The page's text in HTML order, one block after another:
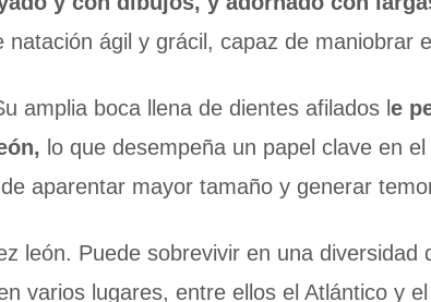
ágil y grácil, capaz de maniobrar
amplia boca llena de dientes afilados l e
lo que desempeña un papel clave en
aparentar mayor tamaño y generar
león. Puede sobrevivir en una
varios lugares, entre ellos el Atlántico y